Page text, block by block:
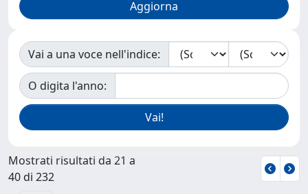
Vai a una voce nell'indice:
O digita l'anno:
Mostrati risultati da 21 a
40 di 232